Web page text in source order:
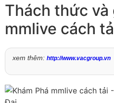
Thách thức và
mmlive cách
xem thêm: http://www.vacgroup.vn